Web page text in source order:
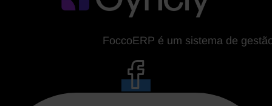
FoccoERP é um sistema de